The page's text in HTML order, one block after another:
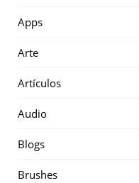
Apps
Arte
Artículos
Audio
Blogs
Brushes